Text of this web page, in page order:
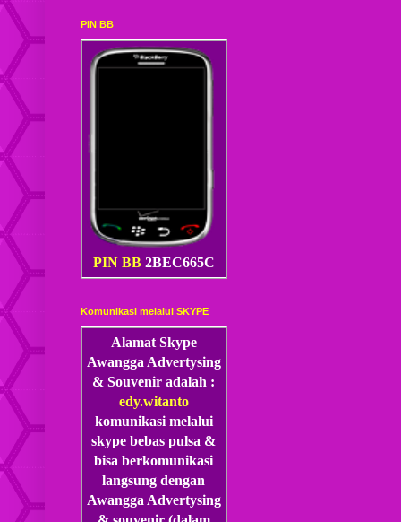
PIN BB
PIN BB 2BEC665C
Komunikasi melalui SKYPE
Alamat Skype
Awangga Advertysing
& Souvenir adalah :
edy.witanto
komunikasi melalui
skype bebas pulsa &
bisa berkomunikasi
langsung dengan
Awangga Advertysing